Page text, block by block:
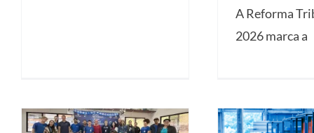
A Reforma
2026 marca a